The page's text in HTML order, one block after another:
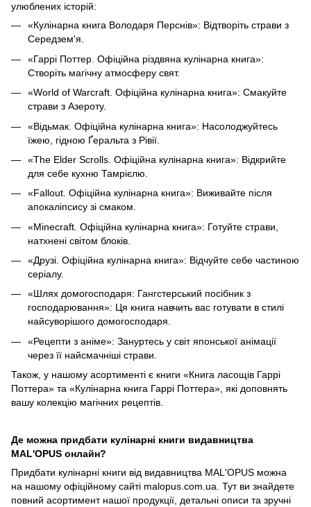
улюблених історій:
«Кулінарна книга Володаря Перснів»: Відтворіть страви з
Середзем'я.
«Гаррі Поттер. Офіційна різдвяна кулінарна книга»:
Створіть магічну атмосферу свят.
«World of Warcraft. Офіційна кулінарна книга»: Смакуйте
страви з Азероту.
«Відьмак. Офіційна кулінарна книга»: Насолоджуйтесь
їжею, гідною Ґеральта з Рівії.
«The Elder Scrolls. Офіційна кулінарна книга»: Відкрийте
для себе кухню Тамрієлю.
«Fallout. Офіційна кулінарна книга»: Виживайте після
апокаліпсису зі смаком.
«Minecraft. Офіційна кулінарна книга»: Готуйте страви,
натхнені світом блоків.
«Друзі. Офіційна кулінарна книга»: Відчуйте себе частиною
серіалу.
«Шлях домогосподаря: Гангстерський посібник з
господарювання»: Ця книга навчить вас готувати в стилі
найсуворішого домогосподаря.
«Рецепти з аніме»: Зануртесь у світ японської анімації
через її найсмачніші страви.
Також, у нашому асортименті є книги «Книга ласощів Гаррі
Поттера» та «Кулінарна книга Гаррі Поттера», які доповнять
вашу колекцію магічних рецептів.
Де можна придбати кулінарні книги видавництва
MAL'OPUS онлайн?
Придбати кулінарні книги від видавництва MAL'OPUS можна
на нашому офіційному сайті malopus.com.ua. Тут ви знайдете
повний асортимент нашої продукції, детальні описи та зручні